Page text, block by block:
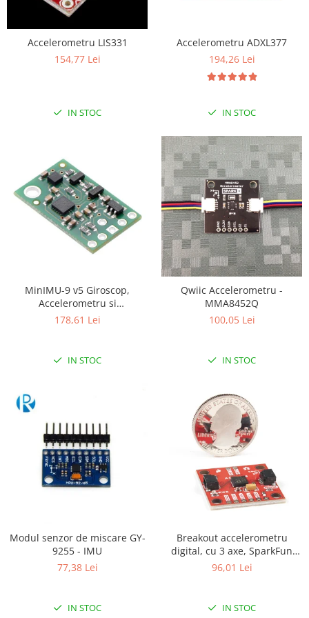
Module
Adaptoare si convertoare
Convertor USB la serial
Datalogger
LCD
Module
Releu
RS-232
Accesorii
Accesorii
Antene
Breadboard
Sticker
Accelerometru LIS331
154,77 Lei
IN STOC
Accelerometru ADXL377
194,26 Lei
IN STOC
MinIMU-9 v5 Giroscop,
Accelerometru si
Magnetometru (LSM6DS33,
178,61 Lei
IN STOC
Qwiic Accelerometru -
MMA8452Q
100,05 Lei
IN STOC
Modul senzor de miscare GY-
9255 - IMU
77,38 Lei
IN STOC
Breakout accelerometru
digital, cu 3 axe, SparkFun
ADXL313
96,01 Lei
IN STOC